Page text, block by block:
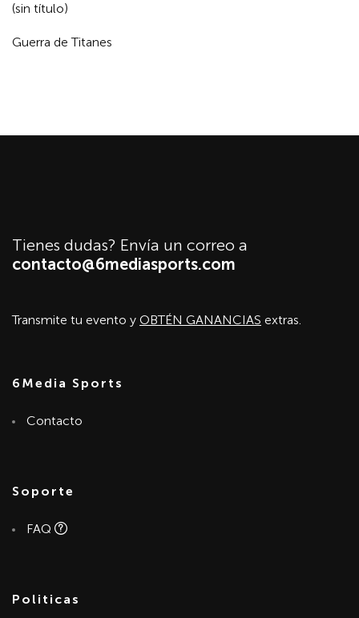
(sin título)
Guerra de Titanes
Tienes dudas? Envía un correo a
contacto@6mediasports.com
Transmite tu evento y OBTÉN GANANCIAS extras.
6Media Sports
Contacto
Soporte
FAQ
Politicas